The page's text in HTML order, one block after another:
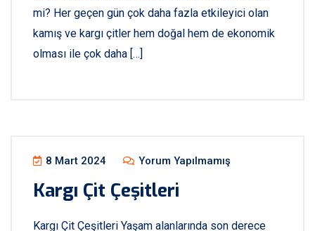
mi? Her geçen gün çok daha fazla etkileyici olan
kamış ve kargı çitler hem doğal hem de ekonomik
olması ile çok daha […]
8 Mart 2024 Yorum Yapılmamış
Kargı Çit Çeşitleri
Kargı Çit Çeşitleri Yaşam alanlarında son derece